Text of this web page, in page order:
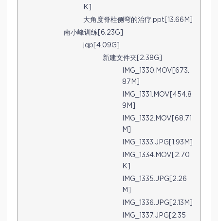
K]
大角度脊柱侧弯的治疗.ppt[13.66M]
南小峰训练[6.23G]
jqp[4.09G]
新建文件夹[2.38G]
IMG_1330.MOV[673.
87M]
IMG_1331.MOV[454.8
9M]
IMG_1332.MOV[68.71
M]
IMG_1333.JPG[1.93M]
IMG_1334.MOV[2.70
K]
IMG_1335.JPG[2.26
M]
IMG_1336.JPG[2.13M]
IMG_1337.JPG[2.35